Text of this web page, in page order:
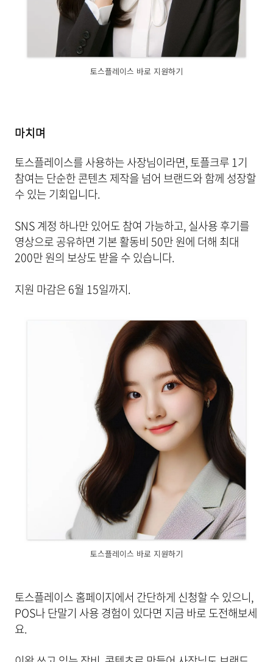
토스플레이스 바로 지원하기
마치며
토스플레이스를 사용하는 사장님이라면, 토플크루 1기
참여는 단순한 콘텐츠 제작을 넘어 브랜드와 함께 성장할
수 있는 기회입니다.
SNS 계정 하나만 있어도 참여 가능하고, 실사용 후기를
영상으로 공유하면 기본 활동비 50만 원에 더해 최대
200만 원의 보상도 받을 수 있습니다.
지원 마감은 6월 15일까지.
토스플레이스 바로 지원하기
토스플레이스 홈페이지에서 간단하게 신청할 수 있으니,
POS나 단말기 사용 경험이 있다면 지금 바로 도전해보세
요.